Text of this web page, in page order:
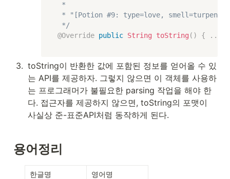
*
* "[Potion #9: type=love,
*/
@Override public String toString ( ) { . .
3. toString이 반환한 값에 포함된 정보를 얻어올 수 있
는 API를 제공하자. 그렇지 않으면 이 객체를 사용하
는 프로그래머가 불필요한 parsing 작업을 해야 한
다. 접근자를 제공하지 않으면, toString의 포맷이
사실상 준-표준API처럼 동작하게 된다.
용어정리
한글명 영어명